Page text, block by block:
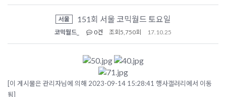
서울 151회 서울 코믹월드 토요일
코믹월드_ 0건 조회 5,750회 17.10.25
[이 게시물은 관리자님에 의해 2023-09-14 15:28:41 행사갤러리에서 이동
됨]